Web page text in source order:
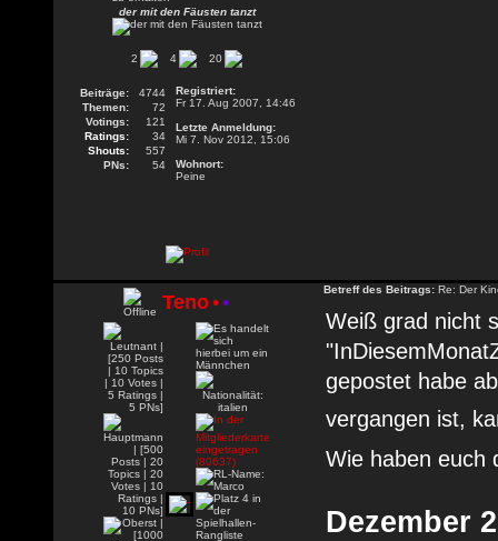
der mit den Fäusten tanzt
2 4 20
Beiträge:
4744
Themen:
72
Votings:
121
Ratings:
34
Shouts:
557
PNs:
54
Registriert:
Fr 17. Aug 2007, 14:46
Letzte Anmeldung:
Mi 7. Nov 2012, 15:06
Wohnort:
Peine
Teno••
Betreff des Beitrags: Re: Der
Weiß grad nicht
gepostet habe
vergangen ist,
Wie haben euch
Dezember